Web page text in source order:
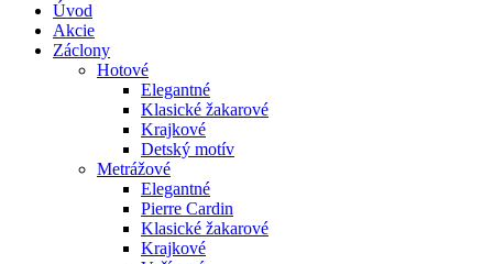
Úvod
Akcie
Záclony
Hotové
Elegantné
Klasické žakarové
Krajkové
Detský motív
Metrážové
Elegantné
Pierre Cardin
Klasické žakarové
Krajkové